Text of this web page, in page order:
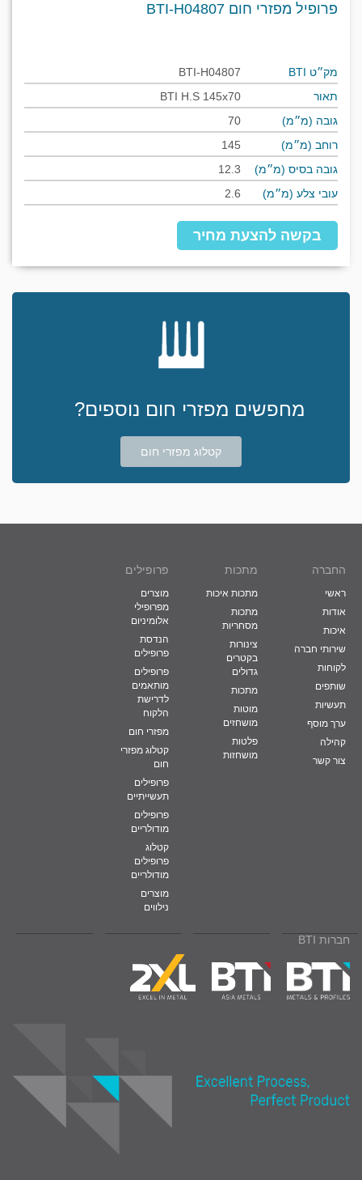
פרופיל מפזרי חום BTI-H04807
מק״ט BTI
BTI-H04807
תאור
BTI H.S 145x70
גובה (מ״מ)
70
רוחב (מ״מ)
145
גובה בסיס (מ״מ)
12.3
עובי צלע (מ״מ)
2.6
בקשה להצעת מחיר
מחפשים מפזרי חום נוספים?
קטלוג מפזרי חום
החברה
ראשי
אודות
איכות
שירותי חברה
לקוחות
שותפים
תעשיות
ערך מוסף
קהילה
צור קשר
מתכות
מתכות איכות
מתכות
מסחריות
צינורות
בקטרים
גדולים
מתכות
מוטות
מושחזים
פלטות
מושחזות
פרופילים
מוצרים
מפרופילי
אלומיניום
הנדסת
פרופילים
פרופילים
מותאמים
לדרישת
הלקוח
מפזרי חום
קטלוג מפזרי
חום
פרופילים
תעשייתיים
פרופילים
מודולריים
קטלוג
פרופילים
מודולריים
מוצרים
נילווים
חברות BTI